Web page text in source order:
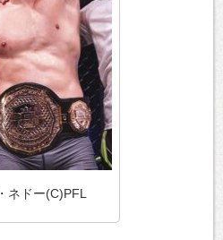
ネドー(C)PFL